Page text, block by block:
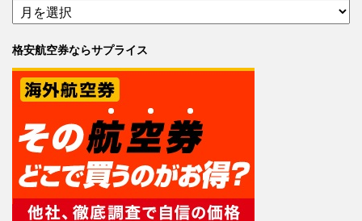
格安航空券ならサプライス